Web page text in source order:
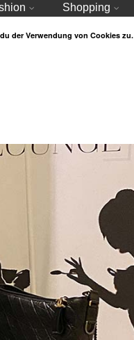
Shopping
der Verwendung von Cookies zu.